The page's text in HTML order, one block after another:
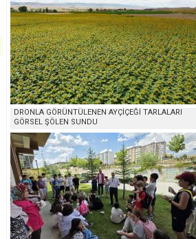
DRONLA GÖRÜNTÜLENEN AYÇİÇEĞİ TARLALARI
GÖRSEL ŞÖLEN SUNDU